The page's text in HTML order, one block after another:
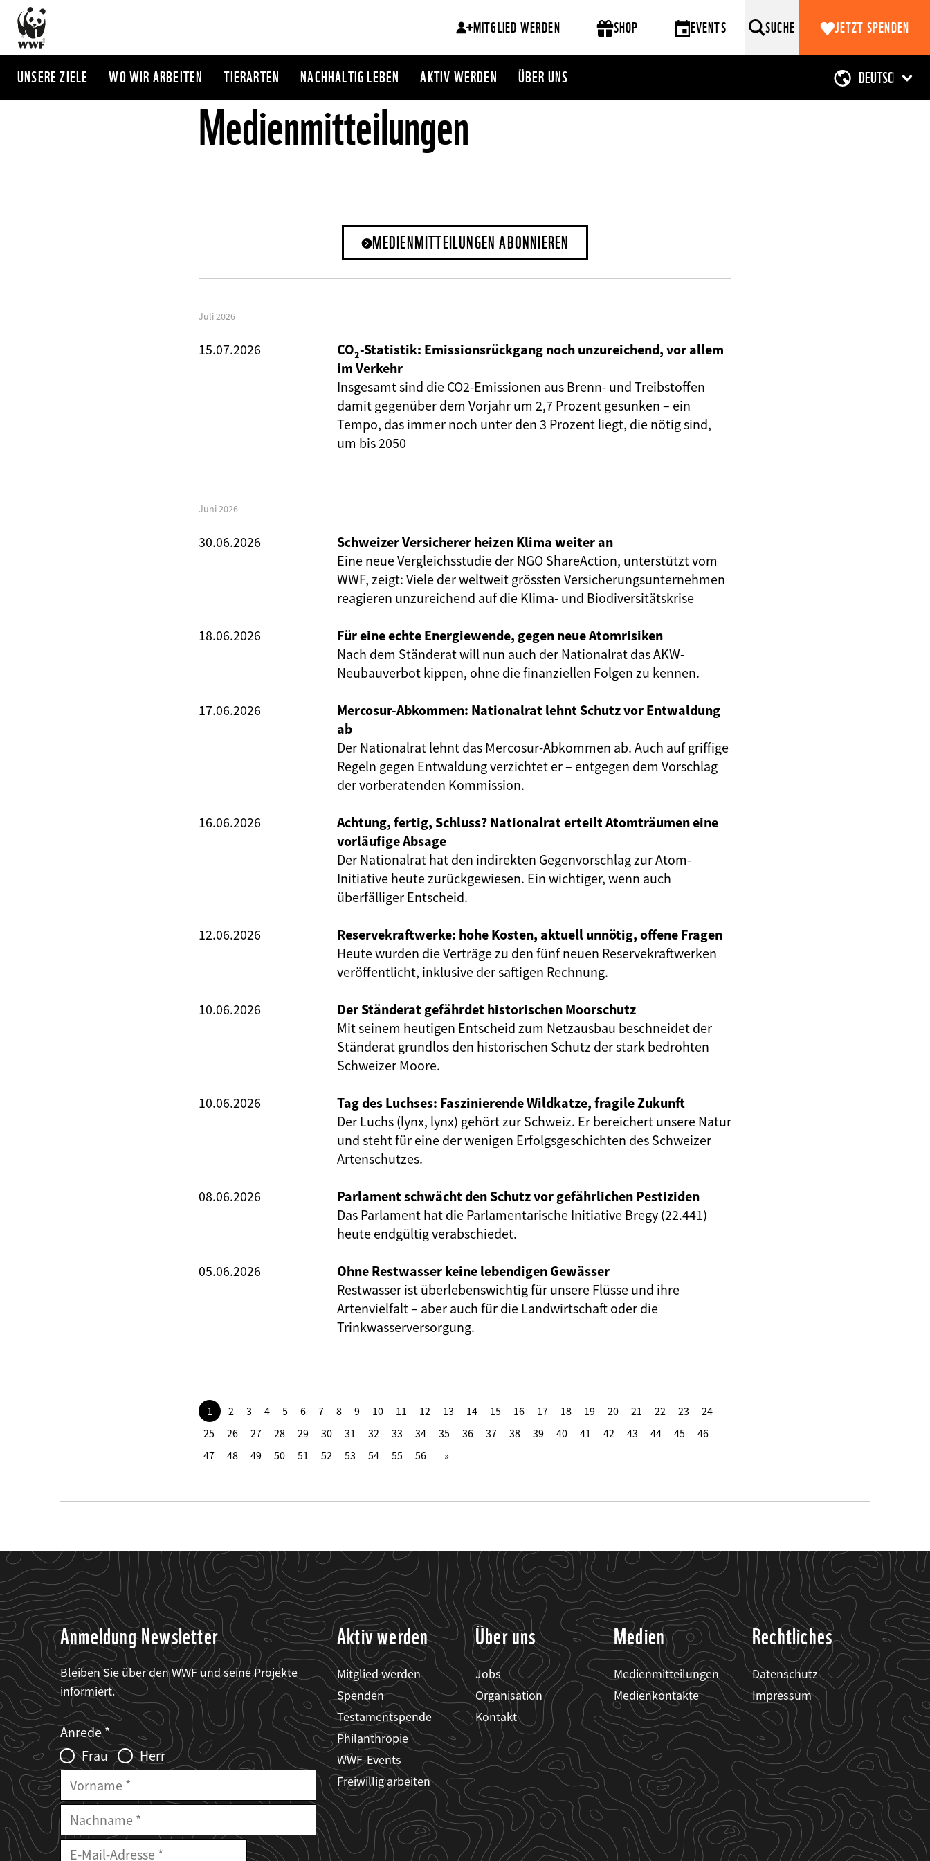
Direkt
zum
Inhalt
MITGLIED WERDEN SHOP EVENTS SUCHE JETZT SPENDEN
UNSERE ZIELE WO WIR ARBEITEN TIERARTEN NACHHALTIG LEBEN AKTIV WERDEN ÜBER UNS
Medienmitteilungen
MEDIENMITTEILUNGEN ABONNIEREN
Juli 2026
15.07.2026
CO₂-Statistik: Emissionsrückgang noch unzureichend, vor allem
im Verkehr
Insgesamt sind die CO2-Emissionen aus Brenn- und Treibstoffen
damit gegenüber dem Vorjahr um 2,7 Prozent gesunken – ein
Tempo, das immer noch unter den 3 Prozent liegt, die nötig sind,
um bis 2050
Juni 2026
30.06.2026
Schweizer Versicherer heizen Klima weiter an
Eine neue Vergleichsstudie der NGO ShareAction, unterstützt vom
WWF, zeigt: Viele der weltweit grössten Versicherungsunternehmen
reagieren unzureichend auf die Klima- und Biodiversitätskrise
18.06.2026
Für eine echte Energiewende, gegen neue Atomrisiken
Nach dem Ständerat will nun auch der Nationalrat das AKW-
Neubauverbot kippen, ohne die finanziellen Folgen zu kennen.
17.06.2026
Mercosur-Abkommen: Nationalrat lehnt Schutz vor Entwaldung
ab
Der Nationalrat lehnt das Mercosur-Abkommen ab. Auch auf griffige
Regeln gegen Entwaldung verzichtet er – entgegen dem Vorschlag
der vorberatenden Kommission.
16.06.2026
Achtung, fertig, Schluss? Nationalrat erteilt Atomträumen eine
vorläufige Absage
Der Nationalrat hat den indirekten Gegenvorschlag zur Atom-
Initiative heute zurückgewiesen. Ein wichtiger, wenn auch
überfälliger Entscheid.
12.06.2026
Reservekraftwerke: hohe Kosten, aktuell unnötig, offene Fragen
Heute wurden die Verträge zu den fünf neuen Reservekraftwerken
veröffentlicht, inklusive der saftigen Rechnung.
10.06.2026
Der Ständerat gefährdet historischen Moorschutz
Mit seinem heutigen Entscheid zum Netzausbau beschneidet der
Ständerat grundlos den historischen Schutz der stark bedrohten
Schweizer Moore.
10.06.2026
Tag des Luchses: Faszinierende Wildkatze, fragile Zukunft
Der Luchs (lynx, lynx) gehört zur Schweiz. Er bereichert unsere Natur
und steht für eine der wenigen Erfolgsgeschichten des Schweizer
Artenschutzes.
08.06.2026
Parlament schwächt den Schutz vor gefährlichen Pestiziden
Das Parlament hat die Parlamentarische Initiative Bregy (22.441)
heute endgültig verabschiedet.
05.06.2026
Ohne Restwasser keine lebendigen Gewässer
Restwasser ist überlebenswichtig für unsere Flüsse und ihre
Artenvielfalt – aber auch für die Landwirtschaft oder die
Trinkwasserversorgung.
1 2 3 4 5 6 7 8 9 10 11 12 13 14 15 16 17 18 19 20 21 22 23
24
25
26 27 28 29 30 31 32 33 34 35 36 37 38 39 40 41 42 43 44 45
46
47
48 49 50 51 52 53 54 55 56
Anmeldung Newsletter
Bleiben Sie über den WWF und seine Projekte
informiert.
Web2Case
Infofelder
Fieldset
anrede_name
Anrede
Frau
Herr
Vorname
Nachname
E-
Mailadresse
Aktiv werden
Mitglied werden
Spenden
Testamentspende
Philanthropie
WWF-Events
Freiwillig arbeiten
Über uns
Jobs
Organisation
Kontakt
Medien
Medienmitteilungen
Medienkontakte
Rechtliches
Datenschutz
Impressum